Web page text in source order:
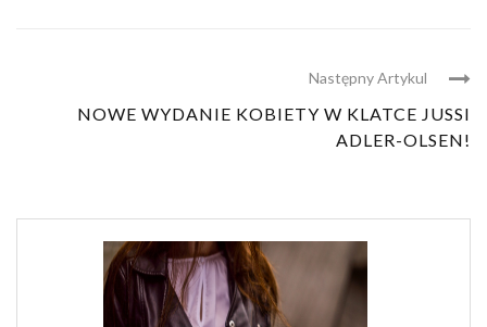
Następny Artykul
NOWE WYDANIE KOBIETY W KLATCE JUSSI
ADLER-OLSEN!